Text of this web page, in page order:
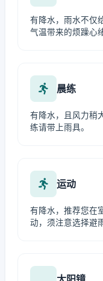
有降水，雨水不仅
气温带来的烦躁心
晨练
有降水，且风力稍
练请带上雨具。
运动
有降水，推荐您在
动，须注意选择避